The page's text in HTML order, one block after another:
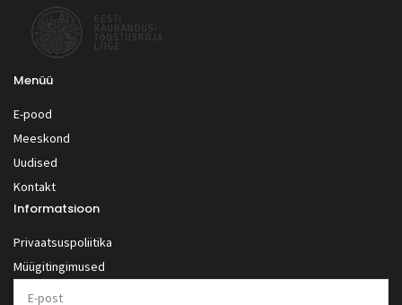
Menüü
E-pood
Meeskond
Uudised
Kontakt
Informatsioon
Privaatsuspoliitika
Müügitingimused